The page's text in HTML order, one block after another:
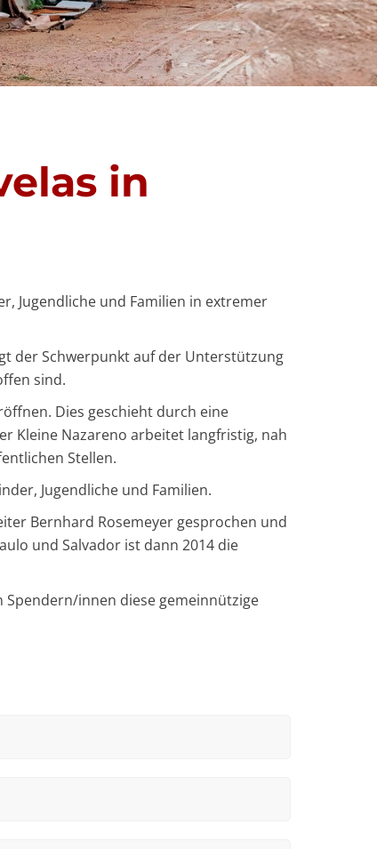
in
Jugendliche und Familien in extremer
der Schwerpunkt auf der Unterstützung
sind.
Dies geschieht durch eine
Kleine Nazareno arbeitet langfristig, nah
Stellen.
Jugendliche und Familien.
Bernhard Rosemeyer gesprochen und
und Salvador ist dann 2014 die
innen diese gemeinnützige